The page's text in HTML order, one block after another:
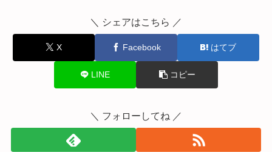
＼ シェアはこちら ／
X Facebook はてブ
LINE コピー
＼ フォローしてね ／